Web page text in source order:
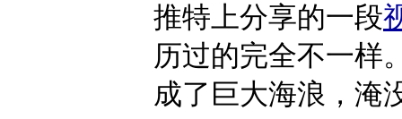
推特上分享的一段
历过的完全不一样
成了巨大海浪，淹